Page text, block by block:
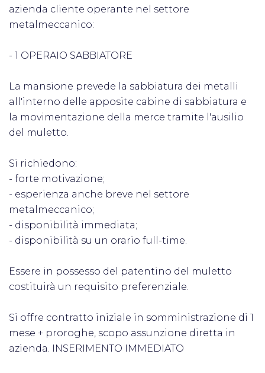
azienda cliente operante nel settore
metalmeccanico:
- 1 OPERAIO SABBIATORE
La mansione prevede la sabbiatura dei metalli
all'interno delle apposite cabine di sabbiatura e
la movimentazione della merce tramite l'ausilio
del muletto.
Si richiedono:
- forte motivazione;
- esperienza anche breve nel settore
metalmeccanico;
- disponibilità immediata;
- disponibilità su un orario full-time.
Essere in possesso del patentino del muletto
costituirà un requisito preferenziale.
Si offre contratto iniziale in somministrazione di 1
mese + proroghe, scopo assunzione diretta in
azienda. INSERIMENTO IMMEDIATO